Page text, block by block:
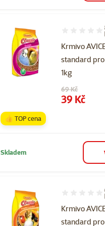
Krmivo
standard
1kg
Hodnocení
Původní cena
69 Kč
Cena
39 Kč
👍 TOP cena
Skladem
Krmivo
standard
Hodnocení